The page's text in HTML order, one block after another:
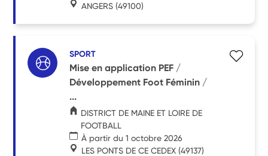
ANGERS (49100)
SPORT
Mise en application PEF /
Développement Foot Féminin /
...
DISTRICT DE MAINE ET LOIRE DE
FOOTBALL
À partir du 1 octobre 2026
LES PONTS DE CE CEDEX (49137)